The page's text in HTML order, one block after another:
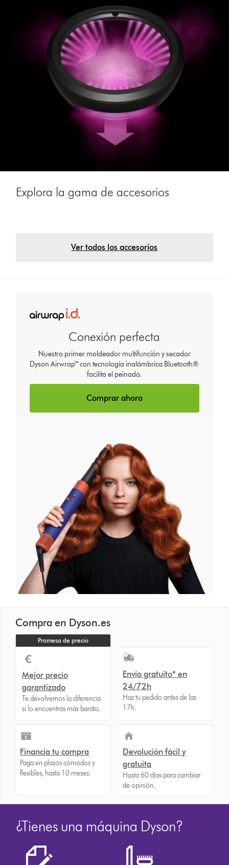
Explora la gama de accesorios
Ver todos los accesorios
Conexión perfecta
Nuestro primer moldeador multifunción y secador
Dyson Airwrap™ con tecnología inalámbrica Bluetooth®
facilita el peinado.
Comprar ahora
Compra en Dyson.es
Promesa de precio
Mejor precio
garantizado
Te devolvemos la diferencia
si lo encuentras más barato.
Envío gratuito* en
24/72h
Haz tu pedido antes de las
17h.
Financia tu compra
Paga en plazos cómodos y
flexibles, hasta 10 meses.
Devolución fácil y
gratuita
Hasta 60 días para cambiar
de opinión.
¿Tienes una máquina Dyson?